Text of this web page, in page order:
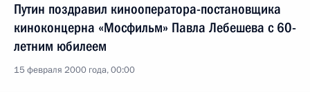
Путин поздравил кинооператора-постановщика
киноконцерна «Мосфильм» Павла Лебешева с 60-
летним юбилеем
15 февраля 2000 года, 00:00